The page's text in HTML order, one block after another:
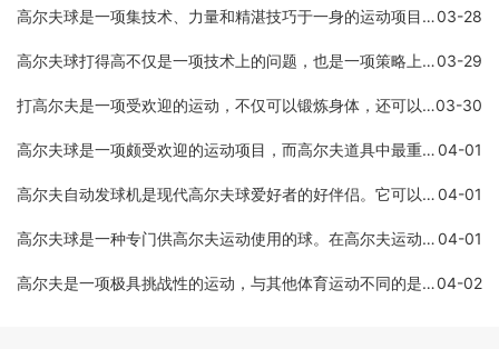
高尔夫球是一项集技术、力量和精湛技巧于一身的运动项目。它的技术含量极高，不仅要求球员具备精湛的球技技术，还需要具备出色的心理素质和良好的体力素质。下面，我们来详细03-28
高尔夫球打得高不仅是一项技术上的问题，也是一项策略上的问题。以下是如何打出高尔夫球的一些方法和技巧，让你成为一个优秀的高尔夫球手。调整球杆要知道如何调整球杆。在许03-29
打高尔夫是一项受欢迎的运动，不仅可以锻炼身体，还可以享受大自然和社交。但是，要想成为一名优秀的高尔夫手，在比赛中取得好的成绩，需要准备一些必要的装备。本文将介绍打03-30
高尔夫球是一项颇受欢迎的运动项目，而高尔夫道具中最重要的必然是球杆。一套高尔夫球杆所包含的球杆数量是非常重要的，因为不同的球杆用途不同，使用数量不同。一套高尔夫球04-01
高尔夫自动发球机是现代高尔夫球爱好者的好伴侣。它可以帮助球员训练发球技巧，提高发球的精准度和稳定性。这种设备通常是由电动马达、控制面板、球桶、自动吸球系统以及各种04-01
高尔夫球是一种专门供高尔夫运动使用的球。在高尔夫运动中，球是极其重要的因素之一，因为球的重量会直接影响到球的飞行轨迹和飞行距离。在本文中，我们将深入探讨高尔夫球的04-01
高尔夫是一项极具挑战性的运动，与其他体育运动不同的是，高尔夫的赢家是通过有效的杆数计算赢得比赛。在这篇文章中，我们将会讨论高尔夫比赛的计分方式，以及如何计算杆数来04-02